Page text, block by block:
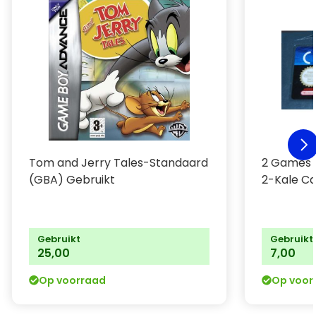
Tom and Jerry Tales-Standaard
(GBA) Gebruikt
Gebruikt
25,00
Op voorraad
2 Games
2-Kale
Gebruikt
7,00
Op